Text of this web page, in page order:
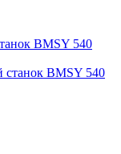
BMSY 540